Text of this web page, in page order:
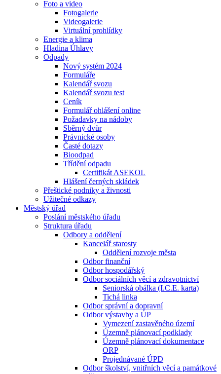
Foto a video
Fotogalerie
Videogalerie
Virtuální prohlídky
Energie a klima
Hladina Úhlavy
Odpady
Nový systém 2024
Formuláře
Kalendář svozu
Kalendář svozu test
Ceník
Formulář ohlášení online
Požadavky na nádoby
Sběrný dvůr
Právnické osoby
Časté dotazy
Bioodpad
Třídění odpadu
Certifikát ASEKOL
Hlášení černých skládek
Přeštické podniky a živnosti
Užitečné odkazy
Městský úřad
Poslání městského úřadu
Struktura úřadu
Odbory a oddělení
Kancelář starosty
Oddělení rozvoje města
Odbor finanční
Odbor hospodářský
Odbor sociálních věcí a zdravotnictví
Seniorská obálka (I.C.E. karta)
Tichá linka
Odbor správní a dopravní
Odbor výstavby a ÚP
Vymezení zastavěného území
Územně plánovací podklady
Územně plánovací dokumentace
ORP
Projednávané ÚPD
Odbor školství, vnitřních věcí a památkové